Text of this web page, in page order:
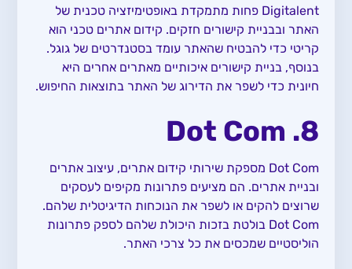
Digitalent פחות מתמקדת באופטימיזציה טכנית של
האתר ובבניית קישורים חזקים. קידום אתרים טכני הוא
קריטי כדי להבטיח שהאתר עומד בסטנדרטים של גוגל.
בנוסף, בניית קישורים איכותיים מאתרים אחרים היא
חיונית כדי לשפר את הדירוג של האתר בתוצאות החיפוש.
8. Dot Com
Dot Com מספקת שירותי קידום אתרים, עיצוב אתרים
ובניית אתרים. הם מציעים פתרונות מקיפים לעסקים
שרוצים להקים או לשפר את הנוכחות הדיגיטלית שלהם.
Dot Com בולטת בזכות היכולת שלהם לספק פתרונות
הוליסטיים שמכסים את כל צרכי האתר.